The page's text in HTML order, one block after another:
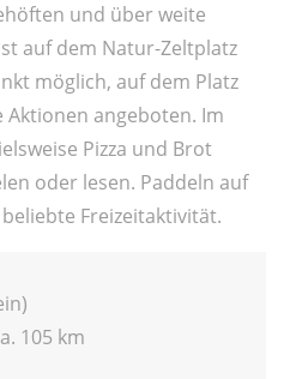
und über weite
auf dem Natur-Zeltplatz
möglich, auf dem Platz
angeboten. Im
Pizza und Brot
oder lesen. Paddeln auf
Freizeitaktivität.
105 km